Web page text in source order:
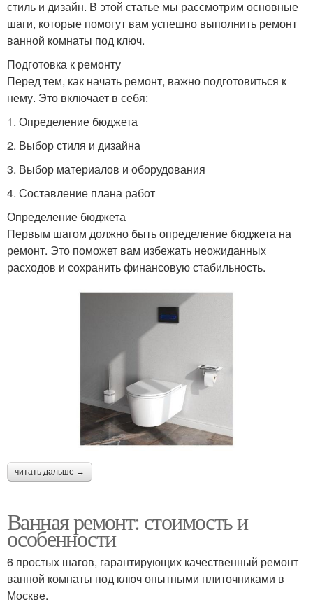
стиль и дизайн. В этой статье мы рассмотрим основные
шаги, которые помогут вам успешно выполнить ремонт
ванной комнаты под ключ.
Подготовка к ремонту
Перед тем, как начать ремонт, важно подготовиться к
нему. Это включает в себя:
1. Определение бюджета
2. Выбор стиля и дизайна
3. Выбор материалов и оборудования
4. Составление плана работ
Определение бюджета
Первым шагом должно быть определение бюджета на
ремонт. Это поможет вам избежать неожиданных
расходов и сохранить финансовую стабильность.
читать дальше →
Ванная ремонт: стоимость и
особенности
6 простых шагов, гарантирующих качественный ремонт
ванной комнаты под ключ опытными плиточниками в
Москве.